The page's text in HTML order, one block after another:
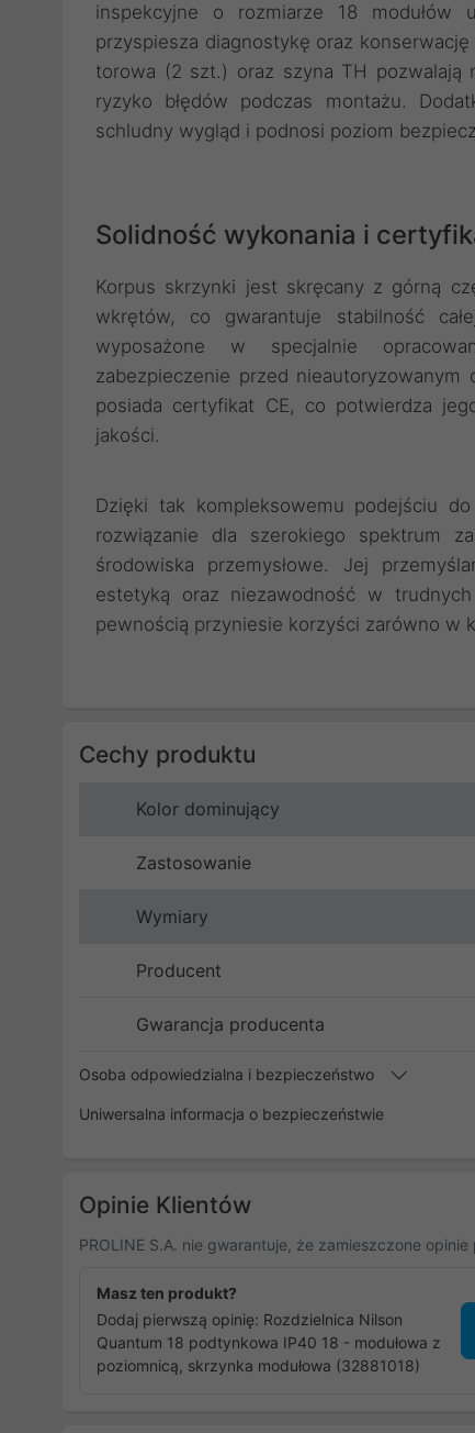
inspekcyjne o rozmiarze 18
przyspiesza diagnostykę oraz
torowa (2 szt.) oraz szyna TH pozwalają
ryzyko błędów podczas montażu.
schludny wygląd i podnosi poziom
Solidność wykonania i
Korpus skrzynki jest skręcany z górną
wkrętów, co gwarantuje stabilność
wyposażone w specjalnie
zabezpieczenie przed
posiada certyfikat CE, co potwierdza
jakości.
Dzięki tak kompleksowemu podejściu
rozwiązanie dla szerokiego spektrum
środowiska przemysłowe. Jej
estetyką oraz niezawodność w
pewnością przyniesie korzyści zarówno w
Cechy produktu
Kolor dominujący
Zastosowanie
Wymiary
Producent
Gwarancja producenta
Osoba odpowiedzialna i bezpieczeństwo
Uniwersalna informacja o bezpieczeństwie
Opinie Klientów
PROLINE S.A. nie gwarantuje, że zamieszczone
Masz ten produkt?
Dodaj pierwszą opinię: Rozdzielnica Nilson
Quantum 18 podtynkowa IP40 18 - modułowa z
poziomnicą, skrzynka modułowa (32881018)